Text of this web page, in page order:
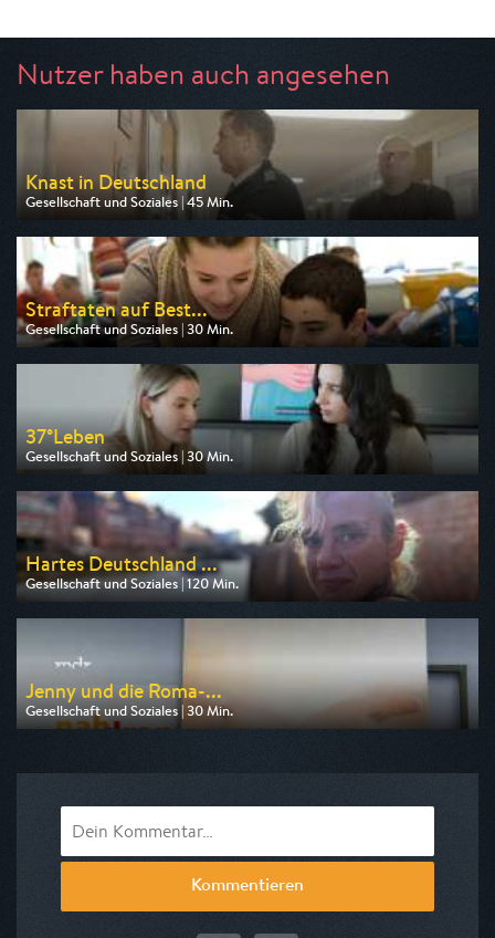
Nutzer haben auch angesehen
Knast in Deutschland
Gesellschaft und Soziales | 45 Min.
Ausgestrahlt von ZDF info
am 06.08.2026, 15:45
Straftaten auf Best...
Gesellschaft und Soziales | 30 Min.
Ausgestrahlt von ZDF info
am 06.08.2026, 19:45
37°Leben
Gesellschaft und Soziales | 30 Min.
Ausgestrahlt von 3sat
am 07.08.2026, 12:50
Hartes Deutschland ...
Gesellschaft und Soziales | 120 Min.
Ausgestrahlt von RTLZWEI
am 10.08.2026, 22:15
Jenny und die Roma-...
Gesellschaft und Soziales | 30 Min.
Ausgestrahlt von MDR
Kommentieren